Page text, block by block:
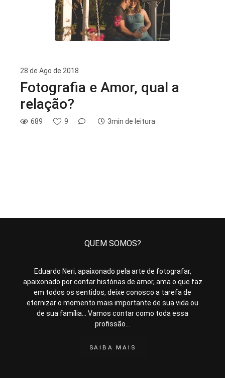
28 de Ago de 2018
Fotografia e Amor, qual a
relação?
689 9 3min de leitura
QUEM SOMOS?
Eduardo Neri, apaixonado pela arte de fotografar,
apaixonado por contar histórias de amor, ama o que faz
em todos os sentidos, deixe conosco a tarefa de
eternizar o momento mais importante de sua vida ou
de sua família... Vamos contar como toda essa
profissão...
SAIBA MAIS